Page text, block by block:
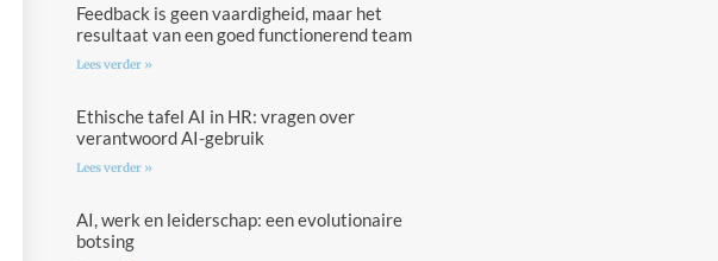
Feedback is geen vaardigheid, maar het
resultaat van een goed functionerend team
Lees verder »
Ethische tafel AI in HR: vragen over
verantwoord AI-gebruik
Lees verder »
AI, werk en leiderschap: een evolutionaire
botsing